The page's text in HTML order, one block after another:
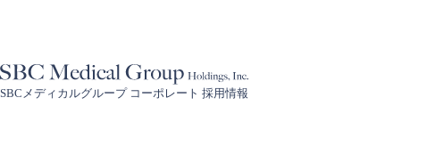
SBCメディカルグループ コーポレート 採用情報